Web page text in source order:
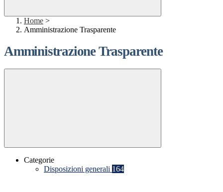
Home >
Amministrazione Trasparente
Amministrazione Trasparente
Categorie
Disposizioni generali 164